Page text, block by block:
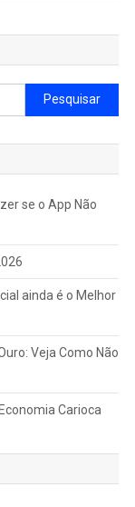
Pesquisar
por:
se o App Não
ainda é o Melhor
Veja Como Não
Carioca